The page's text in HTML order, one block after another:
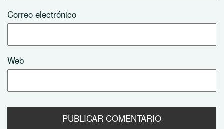
Correo electrónico
Web